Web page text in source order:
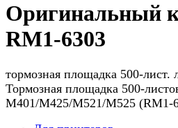
Оригинальный
RM1-6303
тормозная площадка 500-лист.
Тормозная площадка 500-
M401/­M425/­M521/­M525 (RM1-